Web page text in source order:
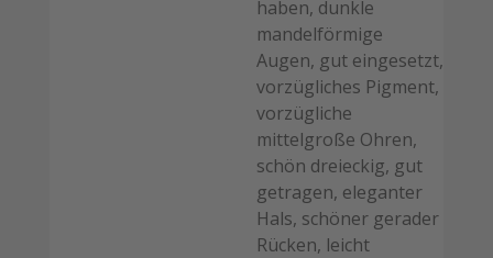
haben, dunkle
mandelförmige
Augen, gut eingesetzt,
vorzügliches Pigment,
vorzügliche
mittelgroße Ohren,
schön dreieckig, gut
getragen, eleganter
Hals, schöner gerader
Rücken, leicht